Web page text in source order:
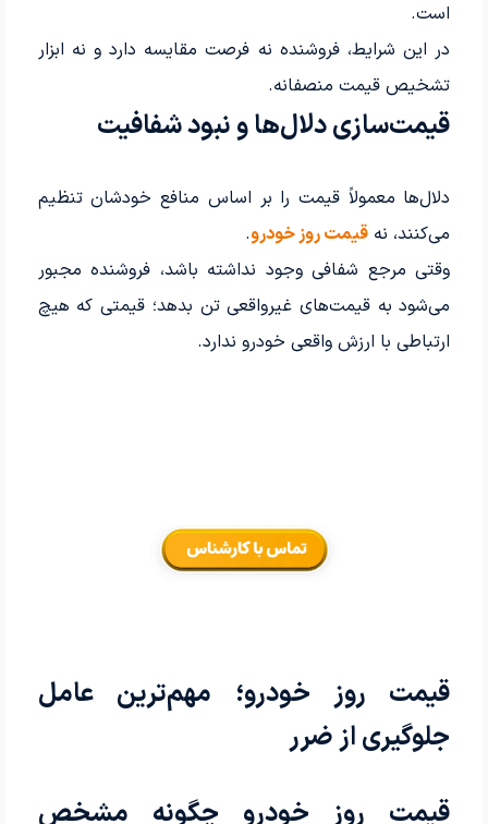
است.
در این شرایط، فروشنده نه فرصت مقایسه دارد و نه ابزار
تشخیص قیمت منصفانه.
قیمت‌سازی دلال‌ها و نبود شفافیت
دلال‌ها معمولاً قیمت را بر اساس منافع خودشان تنظیم
می‌کنند، نه قیمت روز خودرو.
وقتی مرجع شفافی وجود نداشته باشد، فروشنده مجبور
می‌شود به قیمت‌های غیرواقعی تن بدهد؛ قیمتی که هیچ
ارتباطی با ارزش واقعی خودرو ندارد.
قیمت روز خودرو؛ مهم‌ترین عامل
جلوگیری از ضرر
قیمت روز خودرو چگونه مشخص